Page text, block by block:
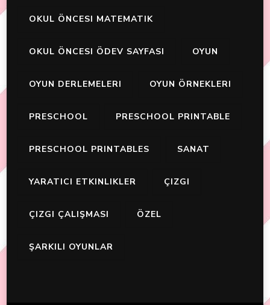
OKUL ÖNCESI MATEMATIK
OKUL ÖNCESI ÖDEV SAYFASI OYUN
OYUN DERLEMELERI OYUN ÖRNEKLERI
PRESCHOOL PRESCHOOL PRINTABLE
PRESCHOOL PRINTABLES SANAT
YARATICI ETKINLIKLER ÇIZGI
ÇIZGI ÇALIŞMASI ÖZEL
ŞARKILI OYUNLAR